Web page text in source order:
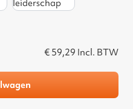
€ 59,29 Incl. BTW